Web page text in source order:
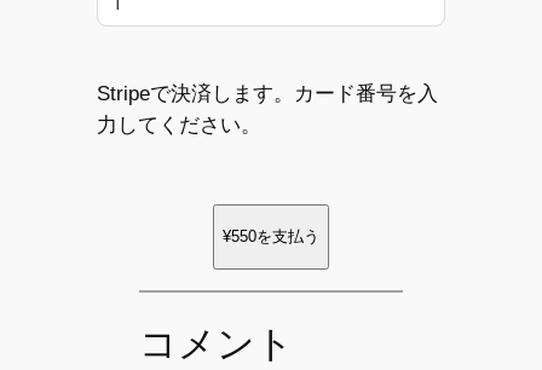
Stripeで決済します。カード番号を入
力してください。
¥550を支払う
コメント